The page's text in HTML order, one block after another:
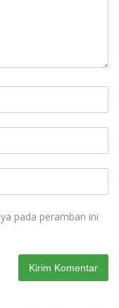
pada peramban ini